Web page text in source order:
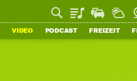
PlaylistStaupilotWetter
VIDEO PODCAST FREIZEIT